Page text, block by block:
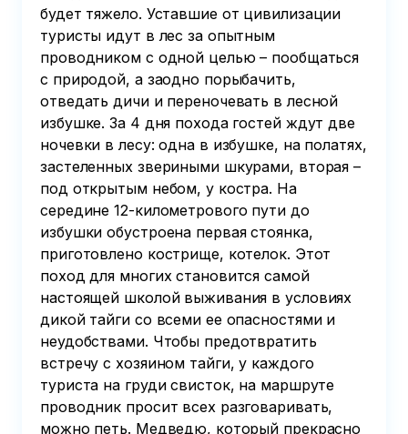
будет тяжело. Уставшие от цивилизации
туристы идут в лес за опытным
проводником с одной целью – пообщаться
с природой, а заодно порыбачить,
отведать дичи и переночевать в лесной
избушке. За 4 дня похода гостей ждут две
ночевки в лесу: одна в избушке, на полатях,
застеленных звериными шкурами, вторая –
под открытым небом, у костра. На
середине 12-километрового пути до
избушки обустроена первая стоянка,
приготовлено кострище, котелок. Этот
поход для многих становится самой
настоящей школой выживания в условиях
дикой тайги со всеми ее опасностями и
неудобствами. Чтобы предотвратить
встречу с хозяином тайги, у каждого
туриста на груди свисток, на маршруте
проводник просит всех разговаривать,
можно петь. Медведю, который прекрасно